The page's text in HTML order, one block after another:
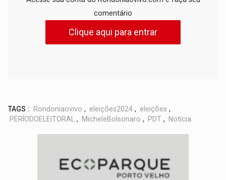
comentário
Clique aqui para entrar
TAGS : Rondoniaovivo , eleições2024 , eleições ,
PERÍODOELEITORAL , MicheleBolsonaro , PDT , Notícia